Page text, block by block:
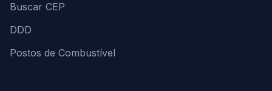
Buscar CEP
DDD
Postos de Combustível